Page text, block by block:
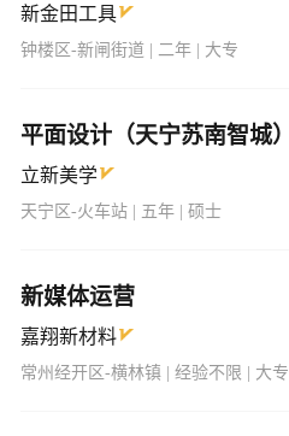
新金田工具
钟楼区-新闸街道 | 二年 | 大专
平面设计（天宁苏南智城）
立新美学
天宁区-火车站 | 五年 | 硕士
新媒体运营
嘉翔新材料
常州经开区-横林镇 | 经验不限 | 大专